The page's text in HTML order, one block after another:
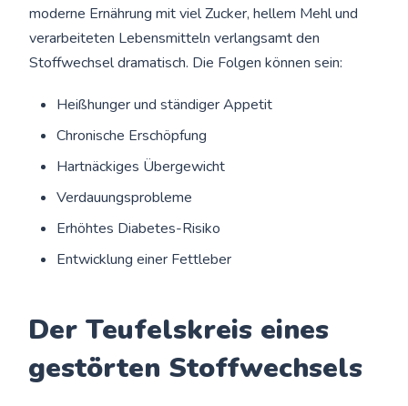
moderne Ernährung mit viel Zucker, hellem Mehl und
verarbeiteten Lebensmitteln verlangsamt den
Stoffwechsel dramatisch. Die Folgen können sein:
Heißhunger und ständiger Appetit
Chronische Erschöpfung
Hartnäckiges Übergewicht
Verdauungsprobleme
Erhöhtes Diabetes-Risiko
Entwicklung einer Fettleber
Der Teufelskreis eines
gestörten Stoffwechsels